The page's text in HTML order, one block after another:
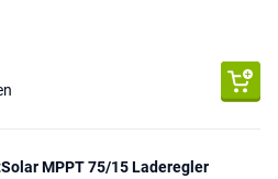
MPPT 75/15 Laderegler